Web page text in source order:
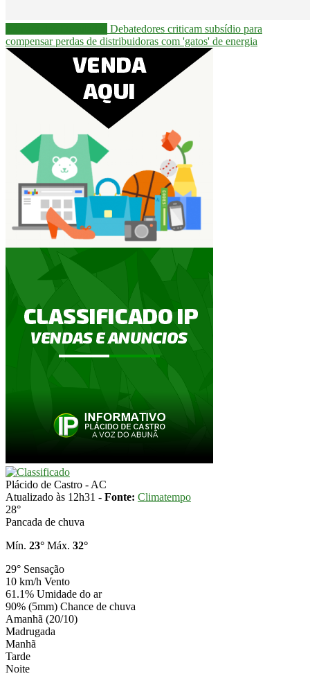
Debatedores criticam subsídio para
compensar perdas de distribuidoras com 'gatos' de energia
Plácido de Castro - AC
Atualizado às 12h31 - Fonte: Climatempo
28°
Pancada de chuva
Mín. 23° Máx. 32°
29° Sensação
10 km/h Vento
61.1% Umidade do ar
90% (5mm) Chance de chuva
Amanhã (20/10)
Madrugada
Manhã
Tarde
Noite